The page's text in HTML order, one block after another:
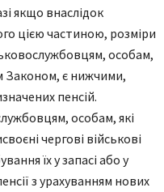
якщо внаслідок
цією частиною, розміри
особам,
Законом, є нижчими,
пенсій.
особам, які
чергові військові
їх у запасі або у
з урахуванням нових